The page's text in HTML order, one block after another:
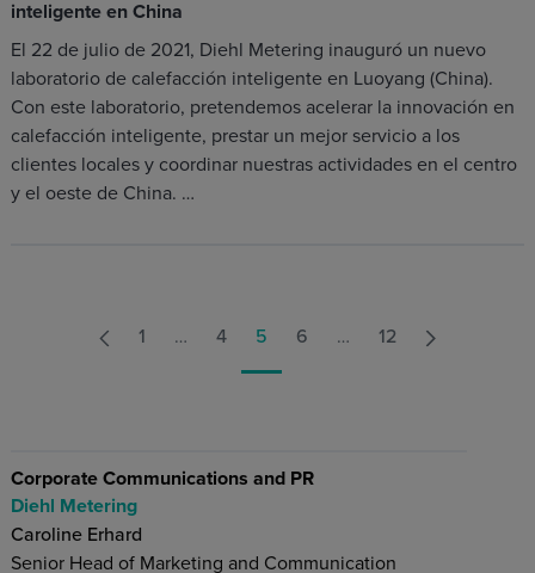
inteligente en China
El 22 de julio de 2021, Diehl Metering inauguró un nuevo
laboratorio de calefacción inteligente en Luoyang (China).
Con este laboratorio, pretendemos acelerar la innovación en
calefacción inteligente, prestar un mejor servicio a los
clientes locales y coordinar nuestras actividades en el centro
y el oeste de China. …
1 … 4 5 6 … 12
Corporate Communications and PR
Diehl Metering
Caroline Erhard
Senior Head of Marketing and Communication